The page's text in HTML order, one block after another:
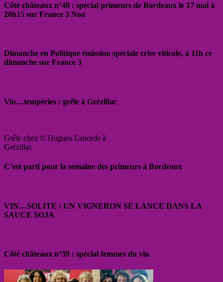
Côté châteaux n°40 : spécial primeurs de Bordeaux le 17 mai à
20h15 sur France 3 Noa
Dimanche en Politique émission spéciale crise viticole, à 11h ce
dimanche sur France 3
Vin…tempéries : grêle à Grézillac
Grêle chez © Hugues Laborde à
Grézillac
C’est parti pour la semaine des primeurs à Bordeaux
VIN…SOLITE : UN VIGNERON SE LANCE DANS LA
SAUCE SOJA
Côté châteaux n°39 : spécial femmes du vin